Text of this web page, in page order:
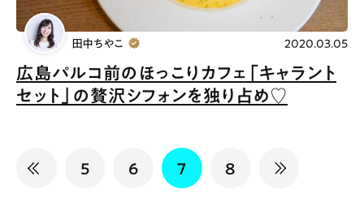
広島パルコ前のほっこりカフェ「キャラント
セット」の贅沢シフォンを独り占め♡
田中ちやこ 2020.03.05
5 6 7 8